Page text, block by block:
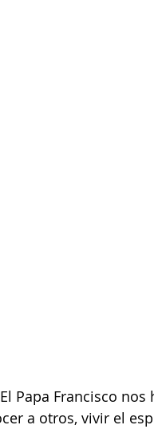
Papa Francisco
a otros, vivir el